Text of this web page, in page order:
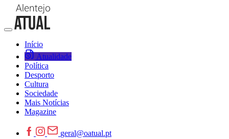
Início
Atualidade
Política
Desporto
Cultura
Sociedade
Mais Notícias
Magazine
geral@oatual.pt